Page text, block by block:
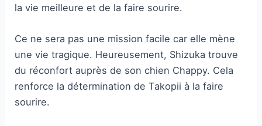
la vie meilleure et de la faire sourire.
Ce ne sera pas une mission facile car elle mène
une vie tragique. Heureusement, Shizuka trouve
du réconfort auprès de son chien Chappy. Cela
renforce la détermination de Takopii à la faire
sourire.